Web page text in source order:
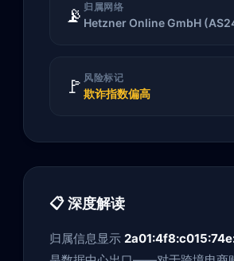
📡 归属网络
Hetzner Online GmbH
🚩 风险标记
欺诈指数偏高
📋 深度解读
归属信息显示